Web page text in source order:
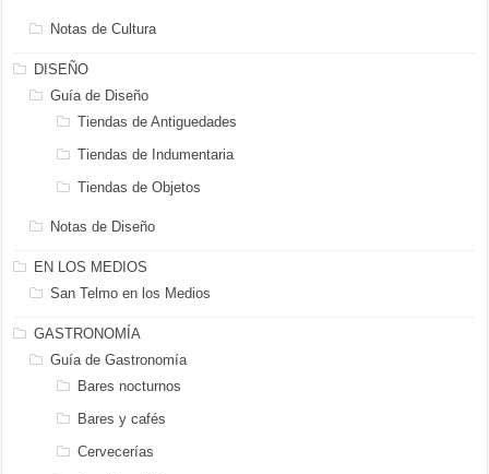
Notas de Cultura
DISEÑO
Guía de Diseño
Tiendas de Antiguedades
Tiendas de Indumentaria
Tiendas de Objetos
Notas de Diseño
EN LOS MEDIOS
San Telmo en los Medios
GASTRONOMÍA
Guía de Gastronomía
Bares nocturnos
Bares y cafés
Cervecerías